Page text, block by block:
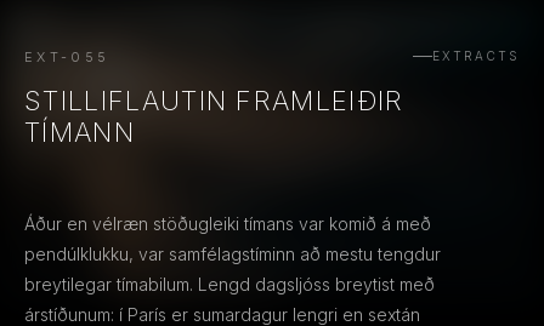
EXT-055
STILLIFLAUTIN FRAMLEIÐIR
TÍMANN
EXTRACTS
Áður en vélræn stöðugleiki tímans var komið á með
pendúlklukku, var samfélagstíminn að mestu tengdur
breytilegar tímabilum. Lengd dagsljóss breytist með
árstíðunum: í París er sumardagur lengri en sextán